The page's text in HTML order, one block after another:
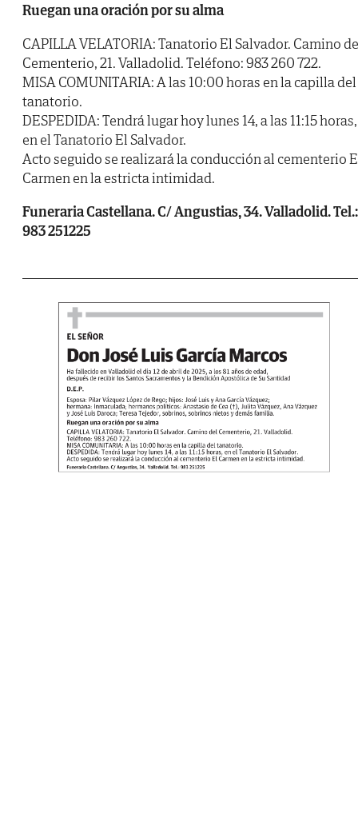
Ruegan una oración por su alma
CAPILLA VELATORIA: Tanatorio El Salvador. Camino
Cementerio, 21. Valladolid. Teléfono: 983 260 722.
MISA COMUNITARIA: A las 10:00 horas en la capilla del
tanatorio.
DESPEDIDA: Tendrá lugar hoy lunes 14, a las 11:15 horas,
en el Tanatorio El Salvador.
Acto seguido se realizará la conducción al cementerio
Carmen en la estricta intimidad.
Funeraria Castellana. C/ Angustias, 34. Valladolid. Tel.:
983 251225